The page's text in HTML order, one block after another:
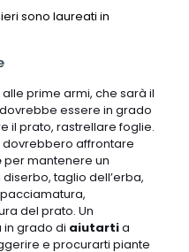
sono laureati in
prime armi, che sarà il
essere in grado
il prato, rastrellare foglie.
dovrebbero affrontare
per mantenere un
taglio dell’erba,
del prato. Un
in grado di aiutartia
e procurarti piante